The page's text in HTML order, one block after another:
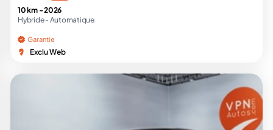
10 km -2026
Hybride - Automatique
Garantie
Exclu Web